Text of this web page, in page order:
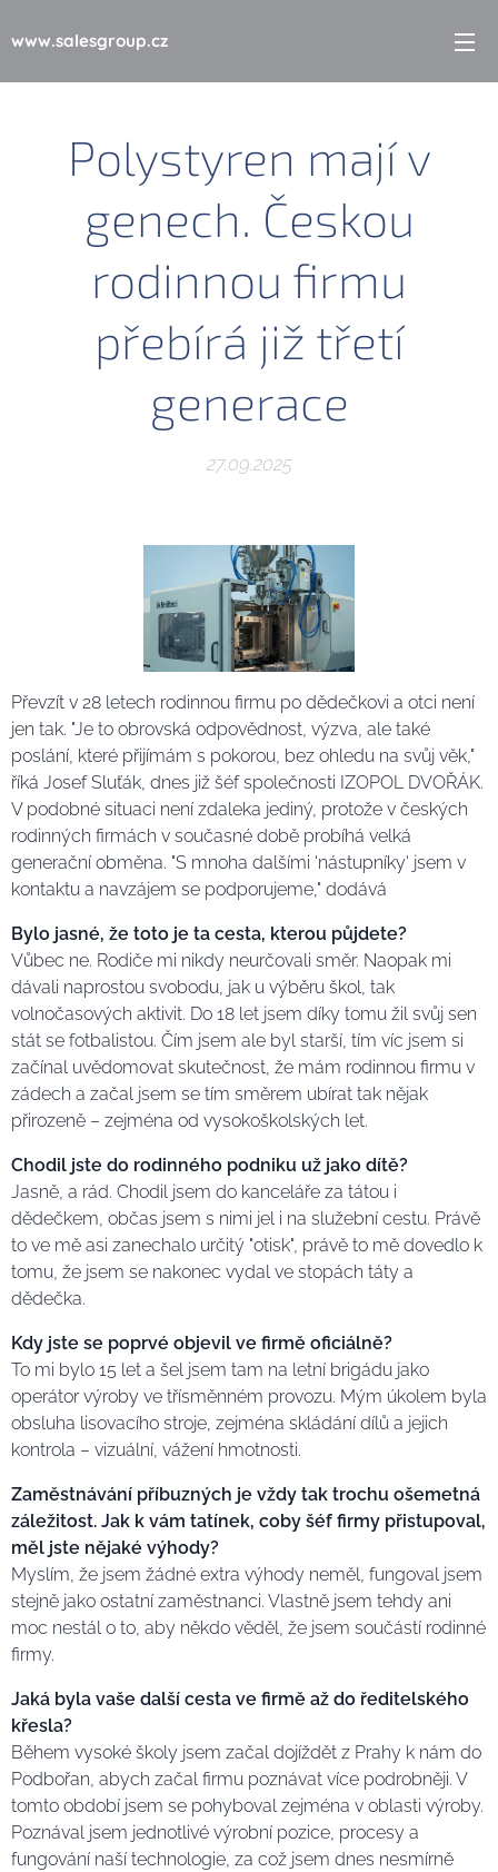
www.salesgroup.cz
Polystyren mají v
genech. Českou
rodinnou firmu
přebírá již třetí
generace
27.09.2025
Převzít v 28 letech rodinnou firmu po dědečkovi a otci není
jen tak. "Je to obrovská odpovědnost, výzva, ale také
poslání, které přijímám s pokorou, bez ohledu na svůj věk,"
říká Josef Sluťák, dnes již šéf společnosti IZOPOL DVOŘÁK.
V podobné situaci není zdaleka jediný, protože v českých
rodinných firmách v současné době probíhá velká
generační obměna. "S mnoha dalšími 'nástupníky' jsem v
kontaktu a navzájem se podporujeme," dodává
Bylo jasné, že toto je ta cesta, kterou půjdete?
Vůbec ne. Rodiče mi nikdy neurčovali směr. Naopak mi
dávali naprostou svobodu, jak u výběru škol, tak
volnočasových aktivit. Do 18 let jsem díky tomu žil svůj sen
stát se fotbalistou. Čím jsem ale byl starší, tím víc jsem si
začínal uvědomovat skutečnost, že mám rodinnou firmu v
zádech a začal jsem se tím směrem ubírat tak nějak
přirozeně – zejména od vysokoškolských let.
Chodil jste do rodinného podniku už jako dítě?
Jasně, a rád. Chodil jsem do kanceláře za tátou i
dědečkem, občas jsem s nimi jel i na služební cestu. Právě
to ve mě asi zanechalo určitý "otisk", právě to mě dovedlo k
tomu, že jsem se nakonec vydal ve stopách táty a
dědečka.
Kdy jste se poprvé objevil ve firmě oficiálně?
To mi bylo 15 let a šel jsem tam na letní brigádu jako
operátor výroby ve třísměnném provozu. Mým úkolem byla
obsluha lisovacího stroje, zejména skládání dílů a jejich
kontrola – vizuální, vážení hmotnosti.
Zaměstnávání příbuzných je vždy tak trochu ošemetná
záležitost. Jak k vám tatínek, coby šéf firmy přistupoval,
měl jste nějaké výhody?
Myslím, že jsem žádné extra výhody neměl, fungoval jsem
stejně jako ostatní zaměstnanci. Vlastně jsem tehdy ani
moc nestál o to, aby někdo věděl, že jsem součástí rodinné
firmy.
Jaká byla vaše další cesta ve firmě až do ředitelského
křesla?
Během vysoké školy jsem začal dojíždět z Prahy k nám do
Podbořan, abych začal firmu poznávat více podrobněji. V
tomto období jsem se pohyboval zejména v oblasti výroby.
Poznával jsem jednotlivé výrobní pozice, procesy a
fungování naší technologie, za což jsem dnes nesmírně